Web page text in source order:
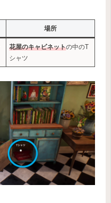
場所
花屋のキャビネットの中のT
シャツ